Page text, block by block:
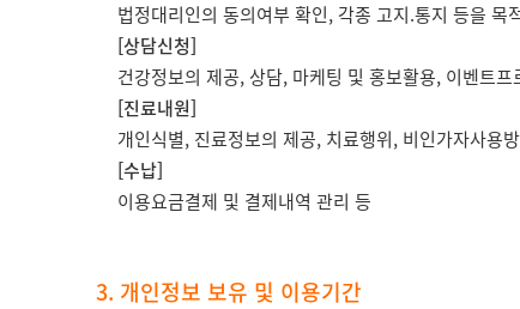
법정대리인의 동의여부 확인, 각종 고지.통지 등을 목
[상담신청]
건강정보의 제공, 상담, 마케팅 및 홍보활용, 이벤트
[진료내원]
개인식별, 진료정보의 제공, 치료행위, 비인가자사용
[수납]
이용요금결제 및 결제내역 관리 등
3. 개인정보 보유 및 이용기간